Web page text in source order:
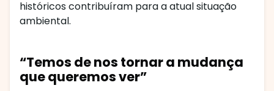
históricos contribuíram para a atual situação
ambiental.
“Temos de nos tornar a mudança
que queremos ver”